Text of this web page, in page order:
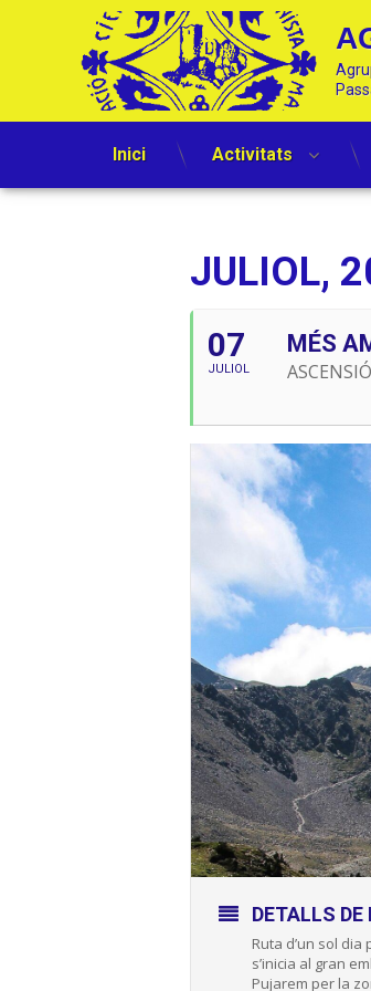
Inici Activitats
JULIOL,
07
JULIOL
MÉS
DETALLS
Ruta d’un sol
s’inicia al gran
Pujarem per la